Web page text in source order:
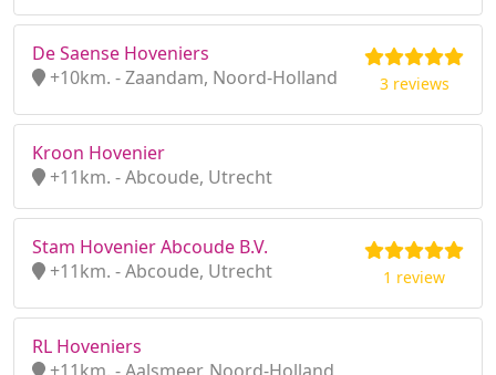
De Saense Hoveniers
+10km. - Zaandam, Noord-Holland
3 reviews
Kroon Hovenier
+11km. - Abcoude, Utrecht
Stam Hovenier Abcoude B.V.
+11km. - Abcoude, Utrecht
1 review
RL Hoveniers